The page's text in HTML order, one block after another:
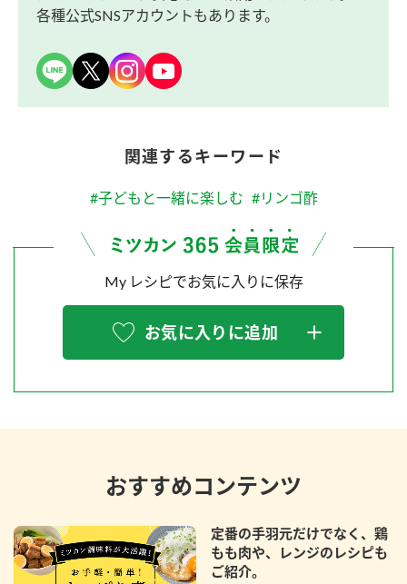
各種公式SNSアカウントもあります。
関連するキーワード
#子どもと一緒に楽しむ #リンゴ酢
My レシピでお気に入りに保存
お気に入りに追加
おすすめコンテンツ
定番の手羽元だけでなく、鶏
もも肉や、レンジのレシピも
ご紹介。